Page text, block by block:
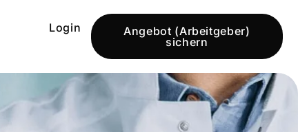
Login
Angebot (Arbeitgeber)
sichern